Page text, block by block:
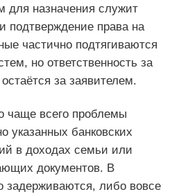
для назначения служит
подтверждение права на
частично подтягиваются
но ответственность за
за заявителем.
чаще всего проблемы
указанных банковских
в доходах семьи или
документов. В
задерживаются, либо вовсе